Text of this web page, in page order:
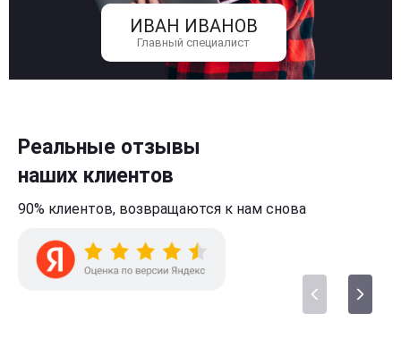
ИВАН ИВАНОВ
Главный специалист
Реальные отзывы
наших клиентов
90% клиентов, возвращаются к нам снова